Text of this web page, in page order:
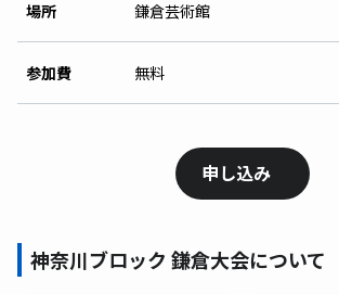
場所 鎌倉芸術館
参加費 無料
申し込み
神奈川ブロック 鎌倉大会について